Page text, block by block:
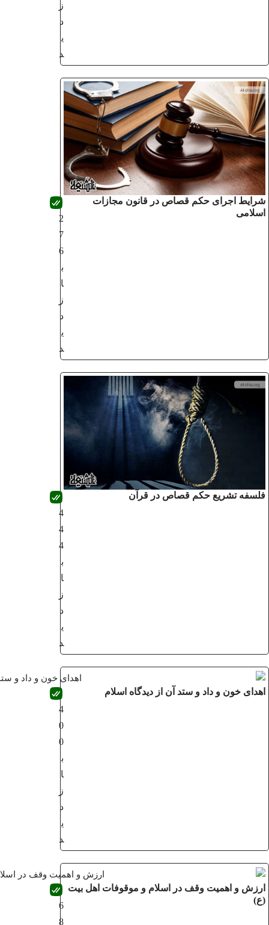
ز
د
ی
د
شرایط اجرای حکم قصاص در قانون مجازات
اسلامی
2
7
6
ب
ا
ز
د
ی
د
فلسفه تشریع حکم قصاص در قرآن
4
4
4
ب
ا
ز
د
ی
د
اهدای خون و داد و ستد آن از دیدگاه اسلام
4
0
0
ب
ا
ز
د
ی
د
ارزش و اهمیت وقف در اسلام و موقوفات اهل بیت
(ع)
6
8